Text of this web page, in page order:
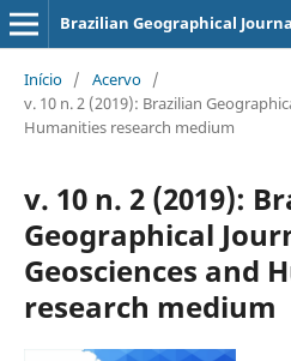
Brazilian Geographical
Início / Acervo /
v. 10 n. 2 (2019): Brazilian
Humanities research medium
v. 10 n. 2 (2019):
Geographical
Geosciences and
research medium